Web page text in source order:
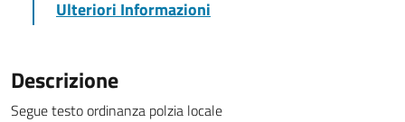
Ulteriori Informazioni
Descrizione
Segue testo ordinanza polzia locale